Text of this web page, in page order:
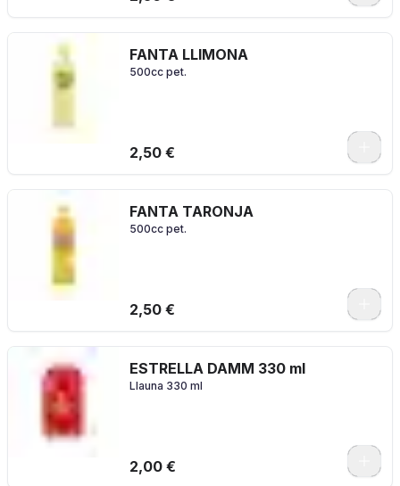
FANTA LLIMONA
500cc pet.
2,50 €
FANTA TARONJA
500cc pet.
2,50 €
ESTRELLA DAMM 330 ml
Llauna 330 ml
2,00 €